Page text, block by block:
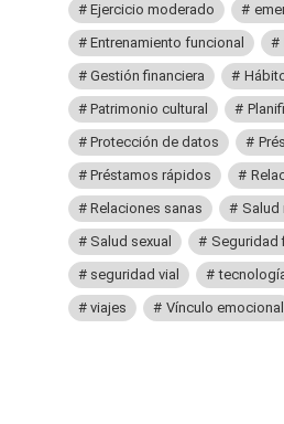
Ejercicio moderado
Entrenamiento funcional
Gestión financiera
Patrimonio cultural
Protección de datos
Préstamos rápidos
Relaciones sanas
Salud
Salud sexual
Seguridad
seguridad vial
viajes
Vínculo emocional